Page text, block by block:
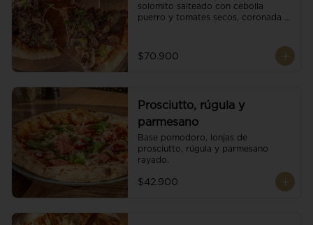
solomito salteado con cebolla
puerro y tomates secos, coronada
$70.900
Prosciutto, rúgula y
parmesano
Base pomodoro, lonjas de
prosciutto, rúgula y parmesano
rayado.
$42.900